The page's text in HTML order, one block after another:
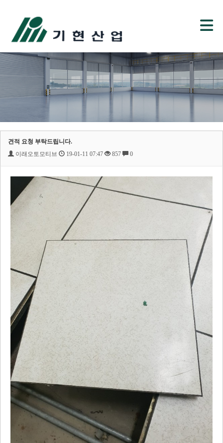
견적 요청 부탁드립니다.
이래오토모티브
19-01-11 07:47 857 0